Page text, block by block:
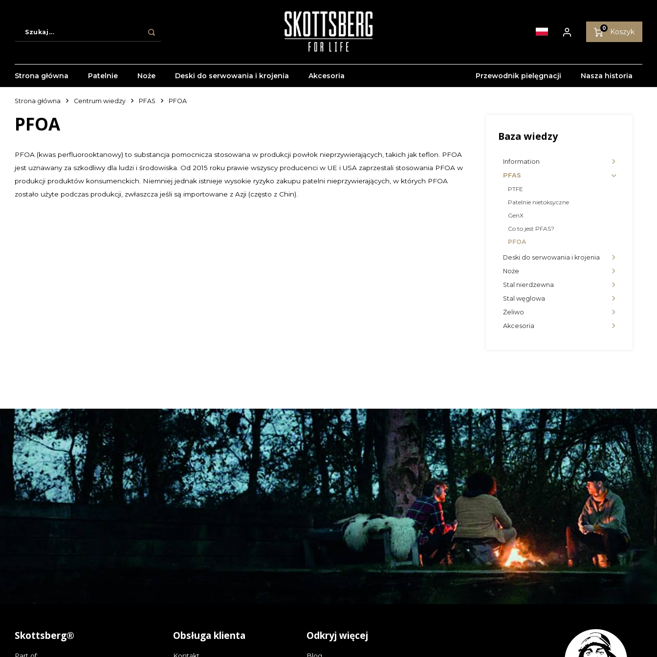
0 Koszyk
Strona główna Patelnie Noże Deski do serwowania i krojenia Akcesoria Przewodnik pielęgnacji Nasza historia
Strona główna Centrum wiedzy PFAS PFOA
PFOA
PFOA (kwas perfluorooktanowy) to substancja pomocnicza stosowana w produkcji powłok nieprzywierających, takich jak teflon. PFOA
jest uznawany za szkodliwy dla ludzi i środowiska. Od 2015 roku prawie wszyscy producenci w UE i USA zaprzestali stosowania PFOA w
produkcji produktów konsumenckich. Niemniej jednak istnieje wysokie ryzyko zakupu patelni nieprzywierających, w których PFOA
zostało użyte podczas produkcji, zwłaszcza jeśli są importowane z Azji (często z Chin).
Baza wiedzy
Information
PFAS
PTFE
Patelnie nietoksyczne
GenX
Co to jest PFAS?
PFOA
Deski do serwowania i krojenia
Noże
Stal nierdzewna
Stal węglowa
Żeliwo
Akcesoria
Skottsberg® Obsługa klienta Odkryj więcej